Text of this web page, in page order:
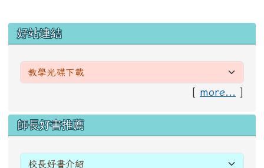
左邊區域內容
好站連結
[ more... ]
右邊區域內容
師長好書推薦